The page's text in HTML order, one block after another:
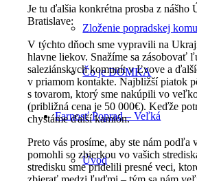
Zloženie popradskej
Čo je DOMKA
Farnosť Poprad – Veľká
Úvod
Je tu ďalšia konkrétna prosba z nášho
Bratislave:
V týchto dňoch sme vypravili na
hlavne liekov. Snažíme sa zásobovať
saleziánskych komunít v Ľvove a
v priamom kontakte. Najbližší piatok
s tovarom, ktorý sme nakúpili vo
(približná cena je 50 000€). Keďže
chystáme ďalší kamión.
Preto vás prosíme, aby ste nám podľa
pomohli so zbierkou vo vašich
stredisku sme pridelili presné veci,